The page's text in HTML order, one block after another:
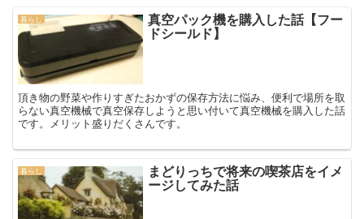
暮らし 真空パック機を購入した話【フー
ドシールド】
頂き物の野菜や作りすぎたおかずの保存方法に悩み、便利で場所を取
らない真空機械で真空保存しようと思い付いて真空機械を購入した話
です。メリット盛りだくさんです。
暮らし まどりっちで将来の喫茶店をイメ
ージしてみた話